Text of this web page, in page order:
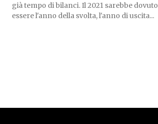
già tempo di bilanci. Il 2021 sarebbe dovuto
essere l'anno della svolta, l'anno di uscita...